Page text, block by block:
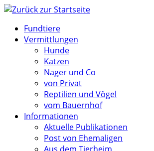
Zum
springenFundtiere
Vermittlungen
Hunde
Katzen
Nager und Co
von Privat
Reptilien und Vögel
vom Bauernhof
Informationen
Aktuelle Publikationen
Post von Ehemaligen